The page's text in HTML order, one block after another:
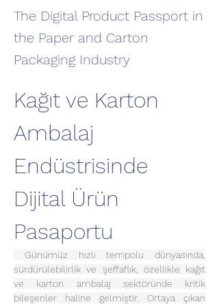
The Digital Product Passport in
the Paper and Carton
Packaging Industry
Kağıt ve Karton
Ambalaj
Endüstrisinde
Dijital Ürün
Pasaportu
Günümüz hızlı tempolu dünyasında,
sürdürülebilirlik ve şeffaflık, özellikle kağıt
ve karton ambalaj sektöründe kritik
bileşenler haline gelmiştir. Ortaya çıkan